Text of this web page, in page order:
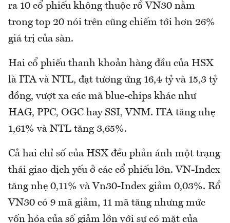
ra 10 cổ phiếu không thuộc rổ VN30 nằm
trong top 20 nói trên cũng chiếm tới hơn 26%
giá trị của sàn.
Hai cổ phiếu thanh khoản hàng đầu của HSX
là ITA và NTL, đạt tương ứng 16,4 tỷ và 15,3 tỷ
đồng, vượt xa các mã blue-chips khác như
HAG, PPC, OGC hay SSI, VNM. ITA tăng nhẹ
1,61% và NTL tăng 3,65%.
Cả hai chỉ số của HSX đều phản ánh một trạng
thái giao dịch yếu ở các cổ phiếu lớn. VN-Index
tăng nhẹ 0,11% và Vn30-Index giảm 0,03%. Rổ
VN30 có 9 mã giảm, 11 mã tăng nhưng mức
vốn hóa của số giảm lớn với sự có mặt của